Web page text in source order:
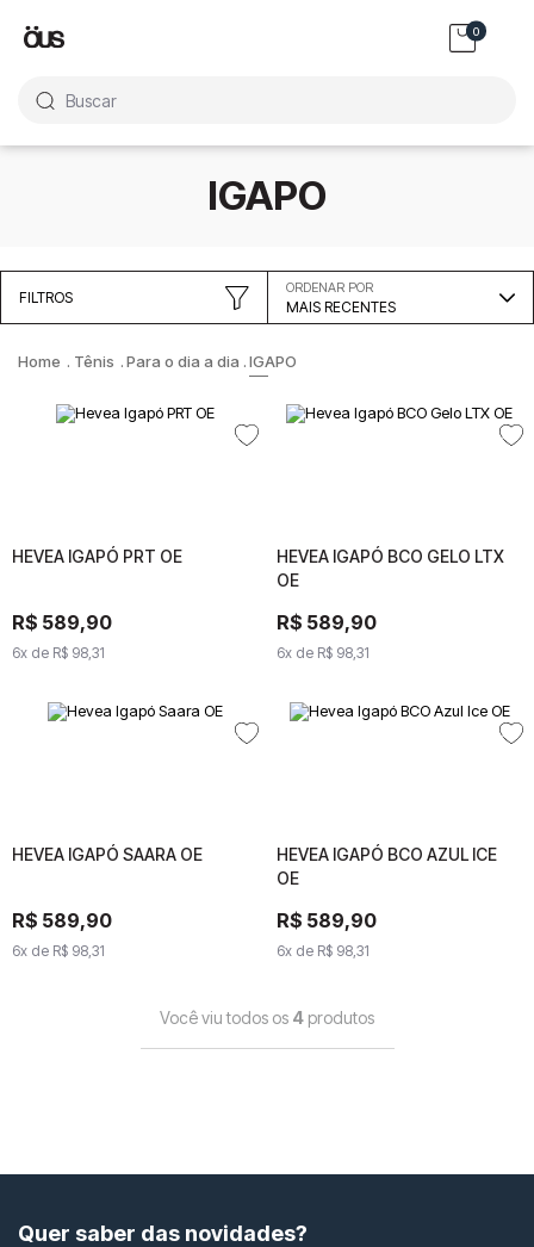
0
IGAPO
FILTROS
ORDENAR POR
MAIS RECENTES
Tênis Para o dia a dia IGAPO
HEVEA IGAPÓ PRT OE
R$ 589,90
6x de R$ 98,31
HEVEA IGAPÓ PRT OE
R$ 589
6x deR$
HEVEA IGAPÓ BCO GELO LTX
OE
R$ 589,90
6x de R$ 98,31
HEVEA IGAPÓ BCO GELO
R$ 589,90
6x deR$ 98
HEVEA IGAPÓ SAARA OE
R$ 589,90
6x de R$ 98,31
HEVEA IGAPÓ SAARA OE
R$589,
6x deR$ 98
HEVEA IGAPÓ BCO AZUL ICE
OE
R$ 589,90
6x de R$ 98,31
HEVEA IGAPÓ BCO AZUL
R$ 589,90
6x deR$ 98
Você viu todos os 4 produtos
Quer saber das novidades?